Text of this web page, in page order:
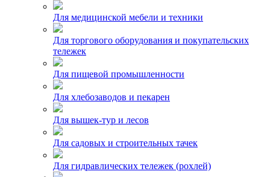
Для медицинской мебели и техники
Для торгового оборудования и покупательских
тележек
Для пищевой промышленности
Для хлебозаводов и пекарен
Для вышек-тур и лесов
Для садовых и строительных тачек
Для гидравлических тележек (рохлей)